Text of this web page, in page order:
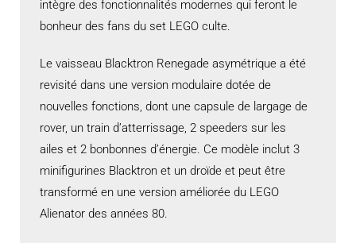
intègre des fonctionnalités modernes qui feront le
bonheur des fans du set LEGO culte.
Le vaisseau Blacktron Renegade asymétrique a été
revisité dans une version modulaire dotée de
nouvelles fonctions, dont une capsule de largage de
rover, un train d’atterrissage, 2 speeders sur les
ailes et 2 bonbonnes d’énergie. Ce modèle inclut 3
minifigurines Blacktron et un droïde et peut être
transformé en une version améliorée du LEGO
Alienator des années 80.